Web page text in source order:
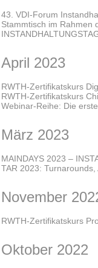
43. VDI-Forum
Stammtisch im Rahmen
April 2023
RWTH-Zertifikatskurs
RWTH-Zertifikatskurs
Webinar-Reihe: Die
März 2023
MAINDAYS 2023 –
TAR 2023:
November
RWTH-Zertifikatskurs
Oktober 2022